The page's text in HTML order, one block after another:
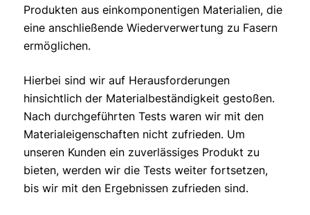
Produkten aus einkomponentigen Materialien, die
eine anschließende Wiederverwertung zu Fasern
ermöglichen.
Hierbei sind wir auf Herausforderungen
hinsichtlich der Materialbeständigkeit gestoßen.
Nach durchgeführten Tests waren wir mit den
Materialeigenschaften nicht zufrieden. Um
unseren Kunden ein zuverlässiges Produkt zu
bieten, werden wir die Tests weiter fortsetzen,
bis wir mit den Ergebnissen zufrieden sind.